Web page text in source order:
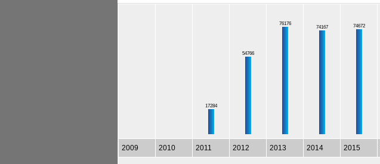
17284
54766
76176
74167 74672
2009 2010 2011 2012 2013 2014 2015